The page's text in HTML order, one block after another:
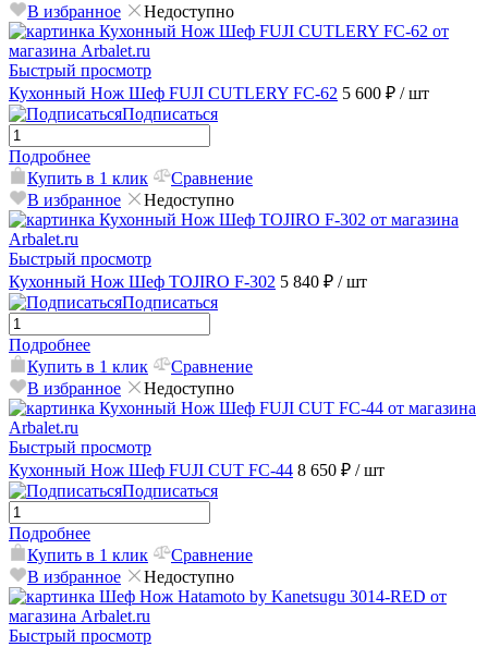
В избранное
Недоступно
Быстрый просмотр
Кухонный Нож Шеф FUJI CUTLERY FC-62 5 600 ₽ / шт
Подписаться
Подробнее
Купить в 1 клик
Сравнение
В избранное
Недоступно
Быстрый просмотр
Кухонный Нож Шеф TOJIRO F-302 5 840 ₽ / шт
Подписаться
Подробнее
Купить в 1 клик
Сравнение
В избранное
Недоступно
Быстрый просмотр
Кухонный Нож Шеф FUJI CUT FC-44 8 650 ₽ / шт
Подписаться
Подробнее
Купить в 1 клик
Сравнение
В избранное
Недоступно
Быстрый просмотр